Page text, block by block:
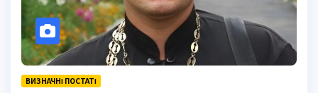
ВИЗНАЧНІ ПОСТАТІ